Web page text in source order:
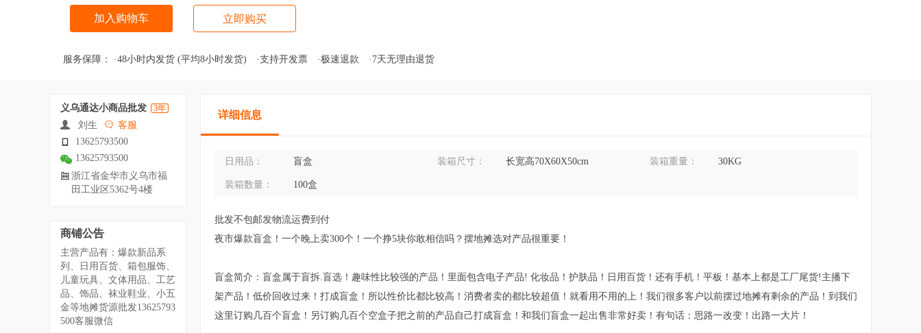
加入购物车 立即购买
服务保障： ·48小时内发货 (平均8小时发货) ·支持开发票 ·极速退款 ·7天无理由退货
义乌通达小商品批发 3年
刘生
客服
13625793500
13625793500
浙江省金华市义乌市福
田工业区5362号4楼
商铺公告
主营产品有：爆款新品系
列、日用百货、箱包服饰、
儿童玩具、文体用品、工艺
品、饰品、袜业鞋业、小五
金等地摊货源批发13625793
500客服微信
详细信息
日用品： 盲盒 装箱尺寸： 长宽高70X60X50cm 装箱重量： 30KG
装箱数量： 100盒
批发不包邮发物流运费到付
夜市爆款盲盒！一个晚上卖300个！一个挣5块你敢相信吗？摆地摊选对产品很重要！
盲盒简介：盲盒属于盲拆.盲选！趣味性比较强的产品！里面包含电子产品! 化妆品！护肤品！日用百货！还有手机！平板！基本上都是工厂尾货!主播下
架产品！低价回收过来！打成盲盒！所以性价比都比较高！消费者卖的都比较超值！就看用不用的上！我们很多客户以前摆过地摊有剩余的产品！到我们
这里订购几百个盲盒！另订购几百个空盒子把之前的产品自己打成盲盒！和我们盲盒一起出售非常好卖！有句话：思路一改变！出路一大片！